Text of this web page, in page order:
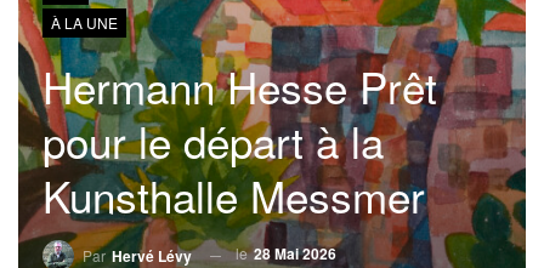
À LA UNE
Hermann Hesse Prêt
pour le départ à la
Kunsthalle Messmer
Par Hervé Lévy le28 Mai 2026